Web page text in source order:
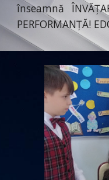
înseamnă
PERFORMANȚĂ!